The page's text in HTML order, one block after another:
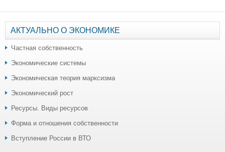
АКТУАЛЬНО О ЭКОНОМИКЕ
Частная собственность
Экономические системы
Экономическая теория марксизма
Экономический рост
Ресурсы. Виды ресурсов
Форма и отношения собственности
Вступление России в ВТО